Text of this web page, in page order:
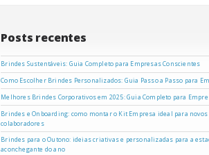
Posts recentes
Brindes Sustentáveis: Guia Completo para Empresas Conscientes
Como Escolher Brindes Personalizados: Guia Passo a Passo para
Melhores Brindes Corporativos em 2025: Guia Completo para
Brindes e Onboarding: como montar o Kit Empresa ideal para novos
colaboradores
Brindes para o Outono: ideias criativas e personalizadas para a
aconchegante do ano